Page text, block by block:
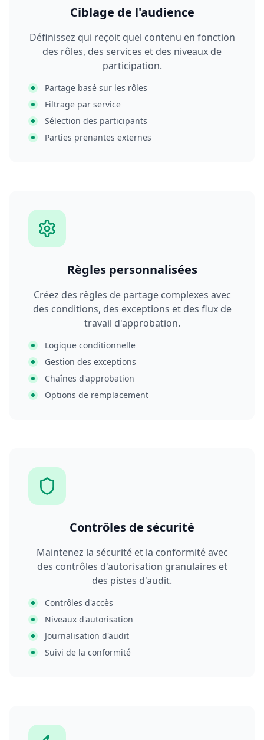
Ciblage de l'audience
Définissez qui reçoit quel contenu en fonction
des rôles, des services et des niveaux de
participation.
Partage basé sur les rôles
Filtrage par service
Sélection des participants
Parties prenantes externes
Règles personnalisées
Créez des règles de partage complexes avec
des conditions, des exceptions et des flux de
travail d'approbation.
Logique conditionnelle
Gestion des exceptions
Chaînes d'approbation
Options de remplacement
Contrôles de sécurité
Maintenez la sécurité et la conformité avec
des contrôles d'autorisation granulaires et
des pistes d'audit.
Contrôles d'accès
Niveaux d'autorisation
Journalisation d'audit
Suivi de la conformité